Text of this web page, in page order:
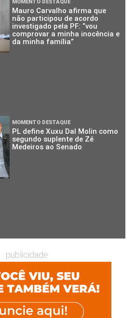
MOMENTO DESTAQUE
Mauro Carvalho afirma que
não participou de acordo
investigado pela PF: “vou
comprovar a minha inocência e
da minha família”
MOMENTO DESTAQUE
PL define Xuxu Dal Molin como
segundo suplente de Zé
Medeiros ao Senado
publicidade